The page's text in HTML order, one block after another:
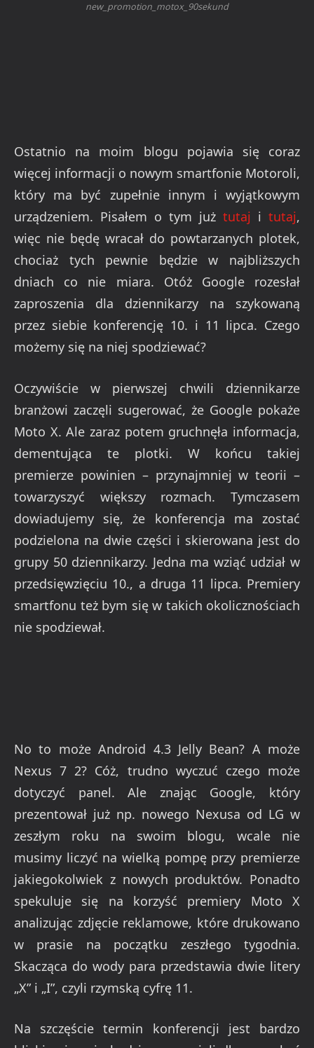
new_promotion_motox_90sekund
Ostatnio na moim blogu pojawia się coraz
więcej informacji o nowym smartfonie Motoroli,
który ma być zupełnie innym i wyjątkowym
urządzeniem. Pisałem o tym już tutaj i tutaj,
więc nie będę wracał do powtarzanych plotek,
chociaż tych pewnie będzie w najbliższych
dniach co nie miara. Otóż Google rozesłał
zaproszenia dla dziennikarzy na szykowaną
przez siebie konferencję 10. i 11 lipca. Czego
możemy się na niej spodziewać?
Oczywiście w pierwszej chwili dziennikarze
branżowi zaczęli sugerować, że Google pokaże
Moto X. Ale zaraz potem gruchnęła informacja,
dementująca te plotki. W końcu takiej
premierze powinien – przynajmniej w teorii –
towarzyszyć większy rozmach. Tymczasem
dowiadujemy się, że konferencja ma zostać
podzielona na dwie części i skierowana jest do
grupy 50 dziennikarzy. Jedna ma wziąć udział w
przedsięwzięciu 10., a druga 11 lipca. Premiery
smartfonu też bym się w takich okolicznościach
nie spodziewał.
No to może Android 4.3 Jelly Bean? A może
Nexus 7 2? Cóż, trudno wyczuć czego może
dotyczyć panel. Ale znając Google, który
prezentował już np. nowego Nexusa od LG w
zeszłym roku na swoim blogu, wcale nie
musimy liczyć na wielką pompę przy premierze
jakiegokolwiek z nowych produktów. Ponadto
spekuluje się na korzyść premiery Moto X
analizując zdjęcie reklamowe, które drukowano
w prasie na początku zeszłego tygodnia.
Skacząca do wody para przedstawia dwie litery
„X” i „I”, czyli rzymską cyfrę 11.
Na szczęście termin konferencji jest bardzo